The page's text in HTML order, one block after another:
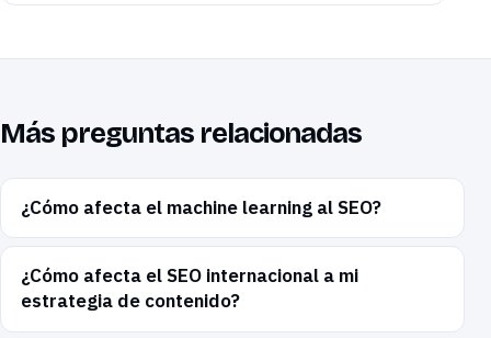
Más preguntas relacionadas
¿Cómo afecta el machine learning al SEO?
¿Cómo afecta el SEO internacional a mi
estrategia de contenido?